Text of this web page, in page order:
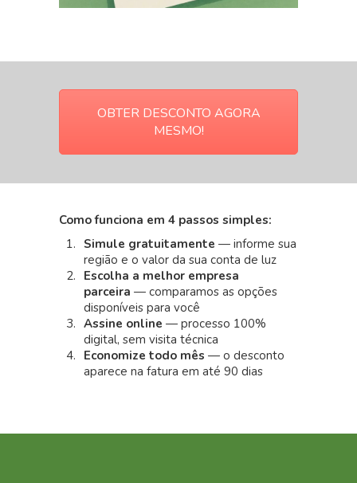
OBTER DESCONTO AGORA
MESMO!
Como funciona em 4 passos simples:
Simule gratuitamente — informe sua
região e o valor da sua conta de luz
Escolha a melhor empresa
parceira — comparamos as opções
disponíveis para você
Assine online — processo 100%
digital, sem visita técnica
Economize todo mês — o desconto
aparece na fatura em até 90 dias